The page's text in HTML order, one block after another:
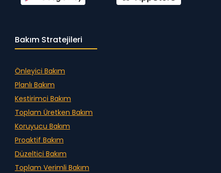
Bakım Stratejileri
Önleyici Bakım
Planlı Bakım
Kestirimci Bakım
Toplam Üretken Bakım
Koruyucu Bakım
Proaktif Bakım
Düzeltici Bakım
Toplam Verimli Bakım